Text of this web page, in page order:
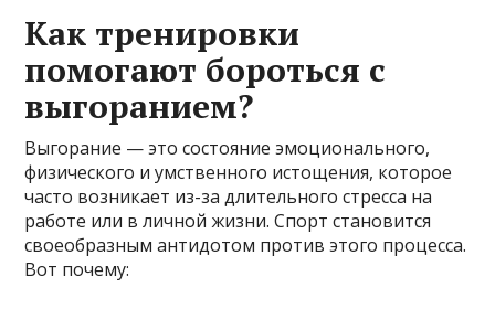
Как тренировки
помогают бороться с
выгоранием?
Выгорание — это состояние эмоционального,
физического и умственного истощения, которое
часто возникает из-за длительного стресса на
работе или в личной жизни. Спорт становится
своеобразным антидотом против этого процесса.
Вот почему: